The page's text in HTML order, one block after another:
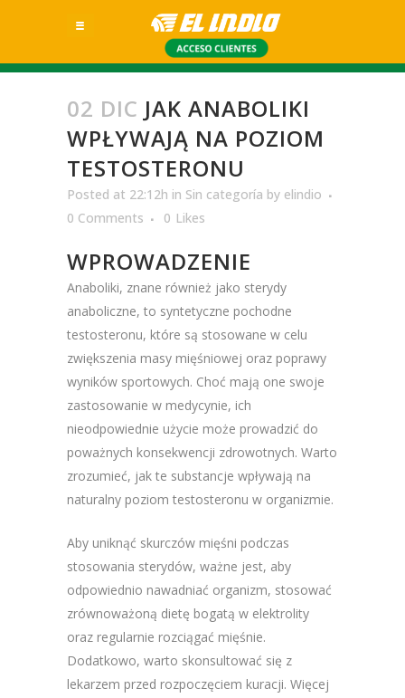
02 DIC JAK ANABOLIKI
WPŁYWAJĄ NA POZIOM
TESTOSTERONU
Posted at 22:12h in Sin categoría by elindio
0 Comments
0 Likes
WPROWADZENIE
Anaboliki, znane również jako sterydy
anaboliczne, to syntetyczne pochodne
testosteronu, które są stosowane w celu
zwiększenia masy mięśniowej oraz poprawy
wyników sportowych. Choć mają one swoje
zastosowanie w medycynie, ich
nieodpowiednie użycie może prowadzić do
poważnych konsekwencji zdrowotnych. Warto
zrozumieć, jak te substancje wpływają na
naturalny poziom testosteronu w organizmie.
Aby uniknąć skurczów mięśni podczas
stosowania sterydów, ważne jest, aby
odpowiednio nawadniać organizm, stosować
zrównoważoną dietę bogatą w elektrolity
oraz regularnie rozciągać mięśnie.
Dodatkowo, warto skonsultować się z
lekarzem przed rozpoczęciem kuracji. Więcej